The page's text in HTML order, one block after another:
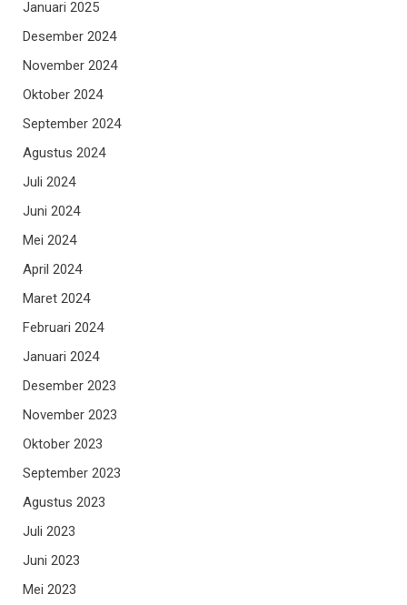
Januari 2025
Desember 2024
November 2024
Oktober 2024
September 2024
Agustus 2024
Juli 2024
Juni 2024
Mei 2024
April 2024
Maret 2024
Februari 2024
Januari 2024
Desember 2023
November 2023
Oktober 2023
September 2023
Agustus 2023
Juli 2023
Juni 2023
Mei 2023